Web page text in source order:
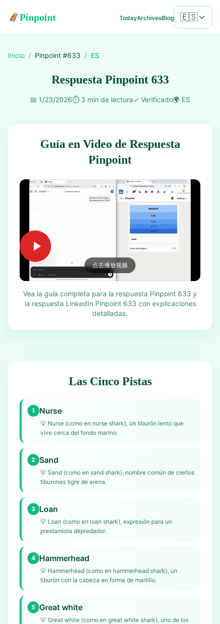
Pinpoint TodayArchivesBlog 🇪🇸
Inicio / Pinpoint #633 / ES
Respuesta Pinpoint 633
📅 1/23/2026⏱️ 3 min de lectura✓ Verificado🌍 ES
Guía en Video de Respuesta
Pinpoint
点击播放视频
Vea la guía completa para la respuesta Pinpoint 633 y
la respuesta LinkedIn Pinpoint 633 con explicaciones
detalladas.
Las Cinco Pistas
1 Nurse
💡 Nurse (como en nurse shark), un tiburón lento que
vive cerca del fondo marino.
2 Sand
💡 Sand (como en sand shark), nombre común de ciertos
tiburones tigre de arena.
3 Loan
💡 Loan (como en loan shark), expresión para un
prestamista depredador.
4 Hammerhead
💡 Hammerhead (como en hammerhead shark), un
tiburón con la cabeza en forma de martillo.
5 Great white
💡 Great white (como en great white shark), uno de los